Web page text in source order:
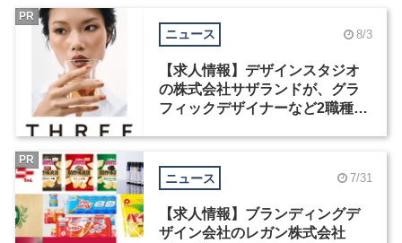
ニュース 8/3
【求人情報】デザインスタジオ
の株式会社サザランドが、グラ
フィックデザイナーなど2職種を
PR
ニュース 7/31
【求人情報】ブランディングデ
ザイン会社のレガン株式会社
PR